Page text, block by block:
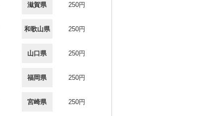
滋賀県 250円
和歌山県 250円
山口県 250円
福岡県 250円
宮崎県 250円